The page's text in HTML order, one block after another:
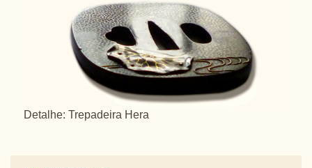
Detalhe: Trepadeira Hera